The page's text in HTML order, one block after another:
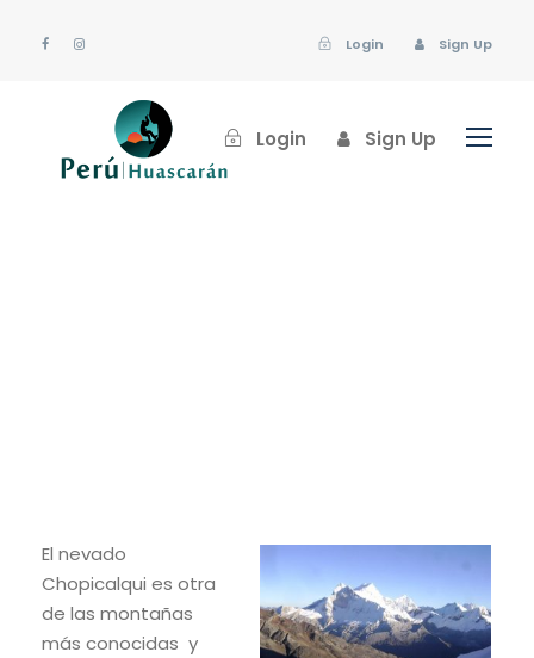
Login Sign Up
Login Sign Up
El nevado
Chopicalqui es otra
de las montañas
más conocidas y